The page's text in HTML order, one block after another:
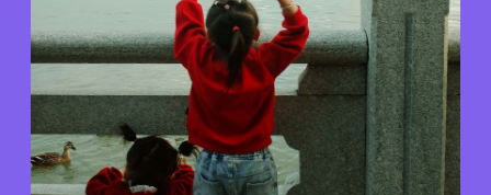
ЧТО ДОЛЖЕН ЗНАТЬ
ДОШКОЛЬНИК